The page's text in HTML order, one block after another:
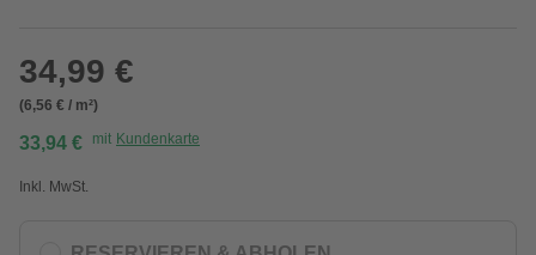
34,99 €
(6,56 € / m²)
33,94 € mit Kundenkarte
Inkl. MwSt.